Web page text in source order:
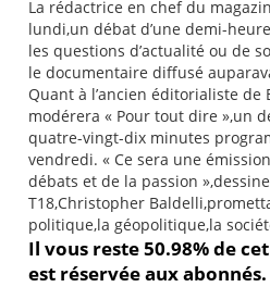
La rédactrice en chef du
lundi,un débat d’une demi-
les questions d’actualité ou de
le documentaire diffusé
Quant à l’ancien éditorialiste de
modérera « Pour tout dire »,un
quatre-vingt-dix minutes
vendredi. « Ce sera une
débats et de la passion
T18,Christopher
politique,la géopolitique,la
Il vous reste 50.98% de
est réservée aux abonnés.